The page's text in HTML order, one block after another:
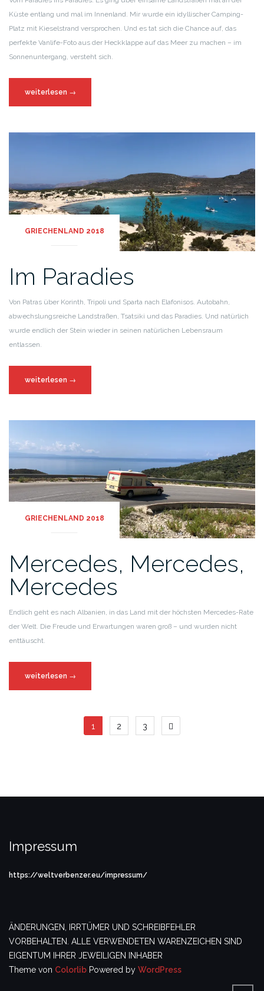
Küste entlang und mal im Innenland. Mir wurde ein idyllischer Camping-
Platz mit Kieselstrand versprochen. Und es tat sich die Chance auf, das
perfekte Vanlife-Foto aus der Heckklappe auf das Meer zu machen – im
Sonnenuntergang, versteht sich.
weiterlesen →
GRIECHENLAND 2018
Im Paradies
Von Patras über Korinth, Tripoli und Sparta nach Elafonisos. Autobahn,
abwechslungsreiche Landstraßen, Tsatsiki und das Paradies. Und natürlich
wurde endlich der Stein wieder in seinen natürlichen Lebensraum
entlassen.
weiterlesen →
GRIECHENLAND 2018
Mercedes, Mercedes,
Mercedes
Endlich geht es nach Albanien, in das Land mit der höchsten Mercedes-Rate
der Welt. Die Freude und Erwartungen waren groß – und wurden nicht
enttäuscht.
weiterlesen →
1 2 3
Impressum
https://weltverbenzer.eu/impressum/
ÄNDERUNGEN, IRRTÜMER UND SCHREIBFEHLER
VORBEHALTEN. ALLE VERWENDETEN WARENZEICHEN SIND
EIGENTUM IHRER JEWEILIGEN INHABER
Theme von Colorlib Powered by WordPress